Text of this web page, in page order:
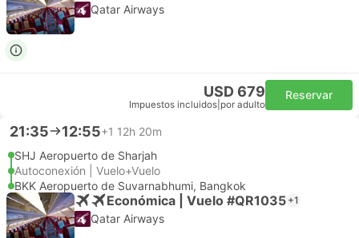
Qatar Airways
USD 679
Impuestos incluidos por adulto
Reservar
21:35 12:55+1 12h 20m
SHJ Aeropuerto de Sharjah
Autoconexión | Vuelo+Vuelo
BKK Aeropuerto de Suvarnabhumi, Bangkok
Económica | Vuelo #QR1035 +1
Qatar Airways